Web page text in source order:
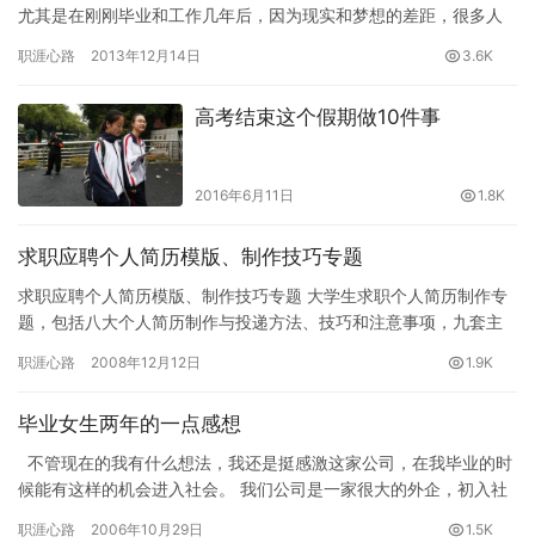
尤其是在刚刚毕业和工作几年后，因为现实和梦想的差距，很多人
多…
职涯心路 2013年12月14日 3.6K
高考结束这个假期做10件事
2016年6月11日 1.8K
求职应聘个人简历模版、制作技巧专题
求职应聘个人简历模版、制作技巧专题 大学生求职个人简历制作专
题，包括八大个人简历制作与投递方法、技巧和注意事项，九套主
生涯…
职涯心路 2008年12月12日 1.9K
毕业女生两年的一点感想
不管现在的我有什么想法，我还是挺感激这家公司，在我毕业的时
候能有这样的机会进入社会。 我们公司是一家很大的外企，初入社
职涯心路 2006年10月29日 1.5K